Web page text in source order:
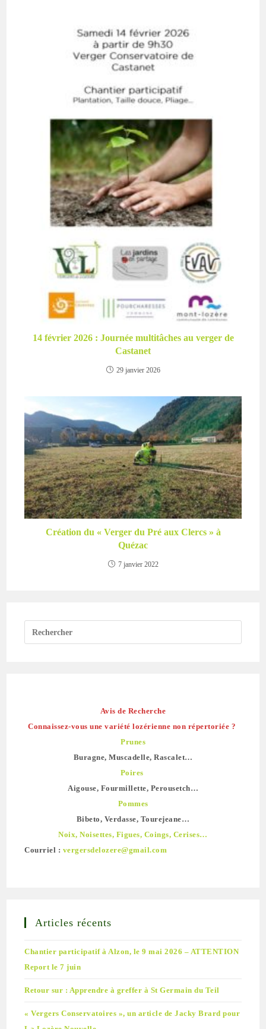
14 février 2026 : Journée multitâches au verger de
Castanet
29 janvier 2026
Création du « Verger du Pré aux Clercs » à
Quézac
7 janvier 2022
Avis de Recherche
Connaissez-vous une variété lozérienne non répertoriée ?
Prunes
Buragne, Muscadelle, Rascalet…
Poires
Aigouse, Fourmillette, Perousetch…
Pommes
Bibeto, Verdasse, Tourejeane…
Noix, Noisettes, Figues, Coings, Cerises…
Courriel : vergersdelozere@gmail.com
Articles récents
Chantier participatif à Alzon, le 9 mai 2026 – ATTENTION
Report le 7 juin
Retour sur : Apprendre à greffer à St Germain du Teil
« Vergers Conservatoires », un article de Jacky Brard pour